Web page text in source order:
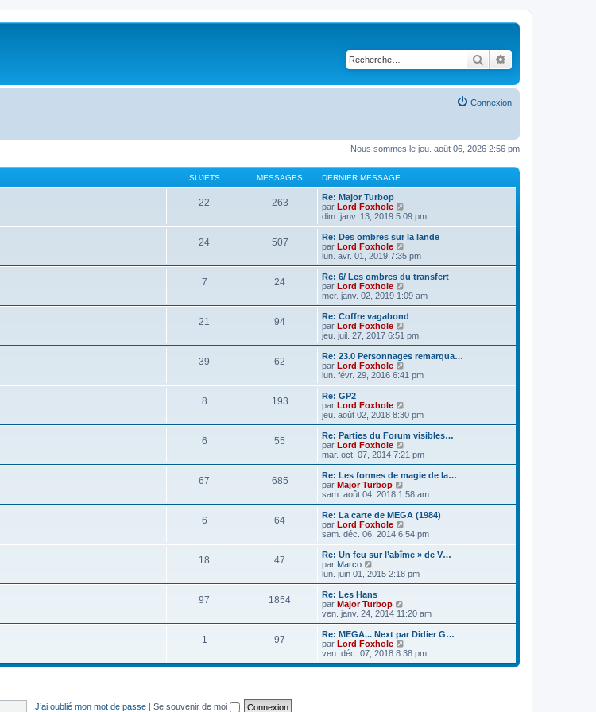
Rechercher
Connexion
Nous sommes le jeu. août 06, 2026 2:56 pm
SUJETS MESSAGES DERNIER MESSAGE
22 263
Re: Major Turbop
par Lord Foxhole
o
i
r
e
d
r
n
i
r
e
s
s
g
e
dim. janv. 13, 2019 5:09 pm
24 507
Re: Des ombres sur la lande
par Lord Foxhole
o
i
r
e
e
r
r
e
s
g
e
lun. avr. 01, 2019 7:35 pm
7 24
Re: 6/ Les ombres du transfert
par Lord Foxhole
o
i
r
e
d
r
n
i
e
s
s
g
e
mer. janv. 02, 2019 1:09 am
21 94
Re: Coffre vagabond
par Lord Foxhole
o
i
r
e
n
i
r
e
s
s
g
e
jeu. juil. 27, 2017 6:51 pm
39 62
Re: 23.0 Personnages remarqua…
par Lord Foxhole
o
i
e
r
n
i
r
e
s
s
g
e
lun. févr. 29, 2016 6:41 pm
8 193
Re: GP2
par Lord Foxhole
o
i
r
e
r
n
i
r
e
s
s
g
e
jeu. août 02, 2018 8:30 pm
6 55
Re: Parties du Forum visibles…
par Lord Foxhole
o
i
r
e
e
r
n
i
r
e
s
g
e
mar. oct. 07, 2014 7:21 pm
67 685
Re: Les formes de magie de la…
par Major Turbop
o
i
r
e
r
n
i
e
s
s
g
e
sam. août 04, 2018 1:58 am
6 64
Re: La carte de MEGA (1984)
par Lord Foxhole
o
i
r
e
d
n
i
r
e
s
g
sam. déc. 06, 2014 6:54 pm
18 47
Re: Un feu sur l’abîme » de V…
par Marco
o
i
r
l
e
e
r
n
i
e
e
lun. juin 01, 2015 2:18 pm
97 1854
Re: Les Hans
par Major Turbop
o
i
r
e
e
i
ven. janv. 24, 2014 11:20 am
1 97
Re: MEGA... Next par Didier G…
par Lord Foxhole
o
i
ven. déc. 07, 2018 8:38 pm
J’ai oublié mon mot de passe | Se souvenir de moi